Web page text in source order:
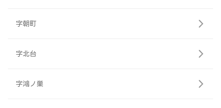
字朝町
字北台
字鴻ノ巣